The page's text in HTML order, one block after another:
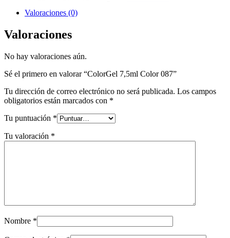
Valoraciones (0)
Valoraciones
No hay valoraciones aún.
Sé el primero en valorar “ColorGel 7,5ml Color 087”
Tu dirección de correo electrónico no será publicada. Los campos
obligatorios están marcados con *
Tu puntuación *
Tu valoración *
Nombre *